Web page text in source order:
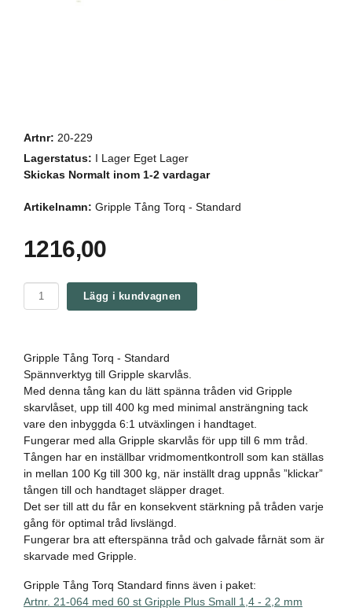
Artnr: 20-229
Lagerstatus: I Lager Eget Lager
Skickas Normalt inom 1-2 vardagar
Artikelnamn: Gripple Tång Torq - Standard
1216,00
Lägg i kundvagnen
Gripple Tång Torq - Standard
Spännverktyg till Gripple skarvlås.
Med denna tång kan du lätt spänna tråden vid Gripple
skarvlåset, upp till 400 kg med minimal ansträngning tack
vare den inbyggda 6:1 utväxlingen i handtaget.
Fungerar med alla Gripple skarvlås för upp till 6 mm tråd.
Tången har en inställbar vridmomentkontroll som kan ställas
in mellan 100 Kg till 300 kg, när inställt drag uppnås ”klickar”
tången till och handtaget släpper draget.
Det ser till att du får en konsekvent stärkning på tråden varje
gång för optimal tråd livslängd.
Fungerar bra att efterspänna tråd och galvade fårnät som är
skarvade med Gripple.
Gripple Tång Torq Standard finns även i paket:
Artnr. 21-064 med 60 st Gripple Plus Small 1,4 - 2,2 mm